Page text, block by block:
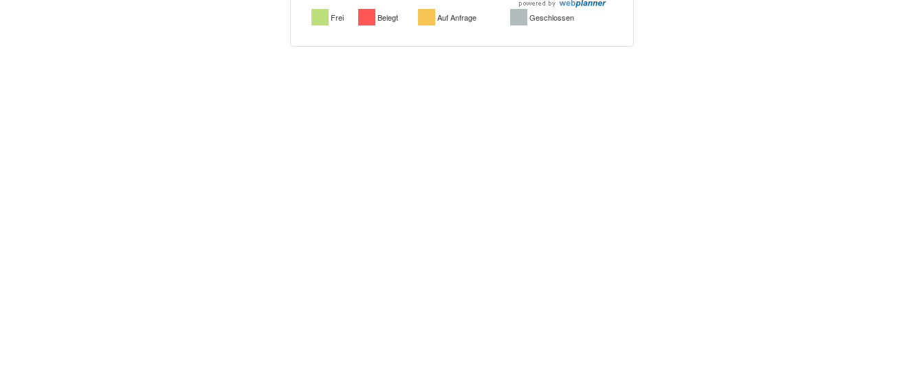
Frei Belegt Auf Anfrage Geschlossen